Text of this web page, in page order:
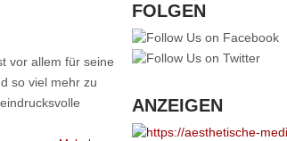
vor allem für seine
so viel mehr zu
FOLGEN
ANZEIGEN